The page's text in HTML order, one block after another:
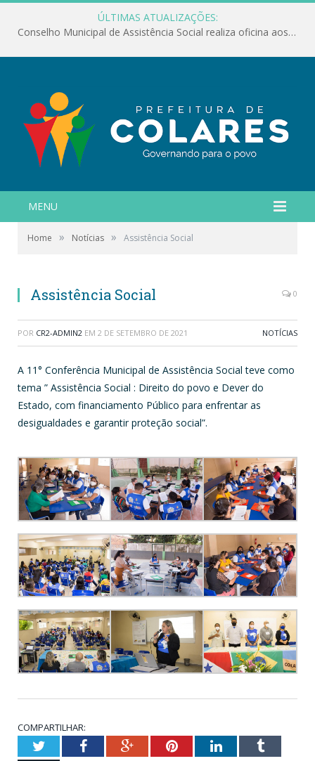
ÚLTIMAS ATUALIZAÇÕES:
Conselho Municipal de Assistência Social realiza oficina aos servidores
MENU
Home » Notícias » Assistência Social
Assistência Social 0
POR CR2-ADMIN2 EM 2 DE SETEMBRO DE 2021 NOTÍCIAS
A 11° Conferência Municipal de Assistência Social teve como
tema ” Assistência Social : Direito do povo e Dever do
Estado, com financiamento Público para enfrentar as
desigualdades e garantir proteção social”.
COMPARTILHAR:
TwitterFacebookGoogle+PinterestLinkedInTumblr